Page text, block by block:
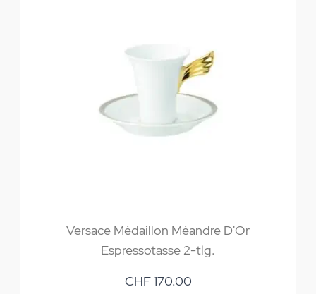
Versace Médaillon Méandre D'Or
Espressotasse 2-tlg.
CHF 170.00